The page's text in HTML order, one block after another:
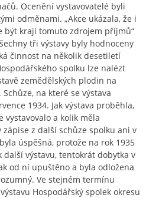
Ocenění vystavovatelé byli
odměnami. „Akce ukázala, že i
být kraji tomuto zdrojem příjmů“
tři výstavy byly hodnoceny
činnost na několik desetiletí
spolku lze nalézt
zemědělských plodin na
na které se výstava
1934. Jak výstava proběhla,
vystavovalo a kolik měla
z další schůze spolku ani v
úspěšná, protože na rok 1935
výstavu, tentokrát dobytka v
od ní upuštěno a byla odložena
Ve stejném termínu
Hospodářský spolek okresu